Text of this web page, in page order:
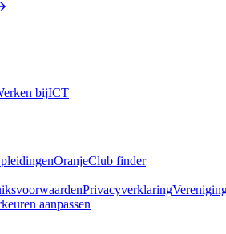
bijICT
OranjeClub finder
Privacyverklaring
aanpassen